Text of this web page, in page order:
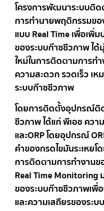
โครงการพัฒนาระบบติด
การทำนายพฤติกรรมข
แบบ Real Time เพื่อเพิ่
ของระบบก๊าซชีวภาพ ได้
ใหม่ในการติดตามการท
ความสะดวก รวดเร็ว เ
ระบบก๊าซชีวภาพ
โดยการติดตั้งอุปกรณ์ติ
ชีวภาพ ได้แก่ พีเอช คว
และORP โดยอุปกรณ์
คำของกรดไขมันระเหย
การติดตามการทำงานข
Real Time Monitoring
ของระบบก๊าซชีวภาพเพื่
และความเสถียรของระ